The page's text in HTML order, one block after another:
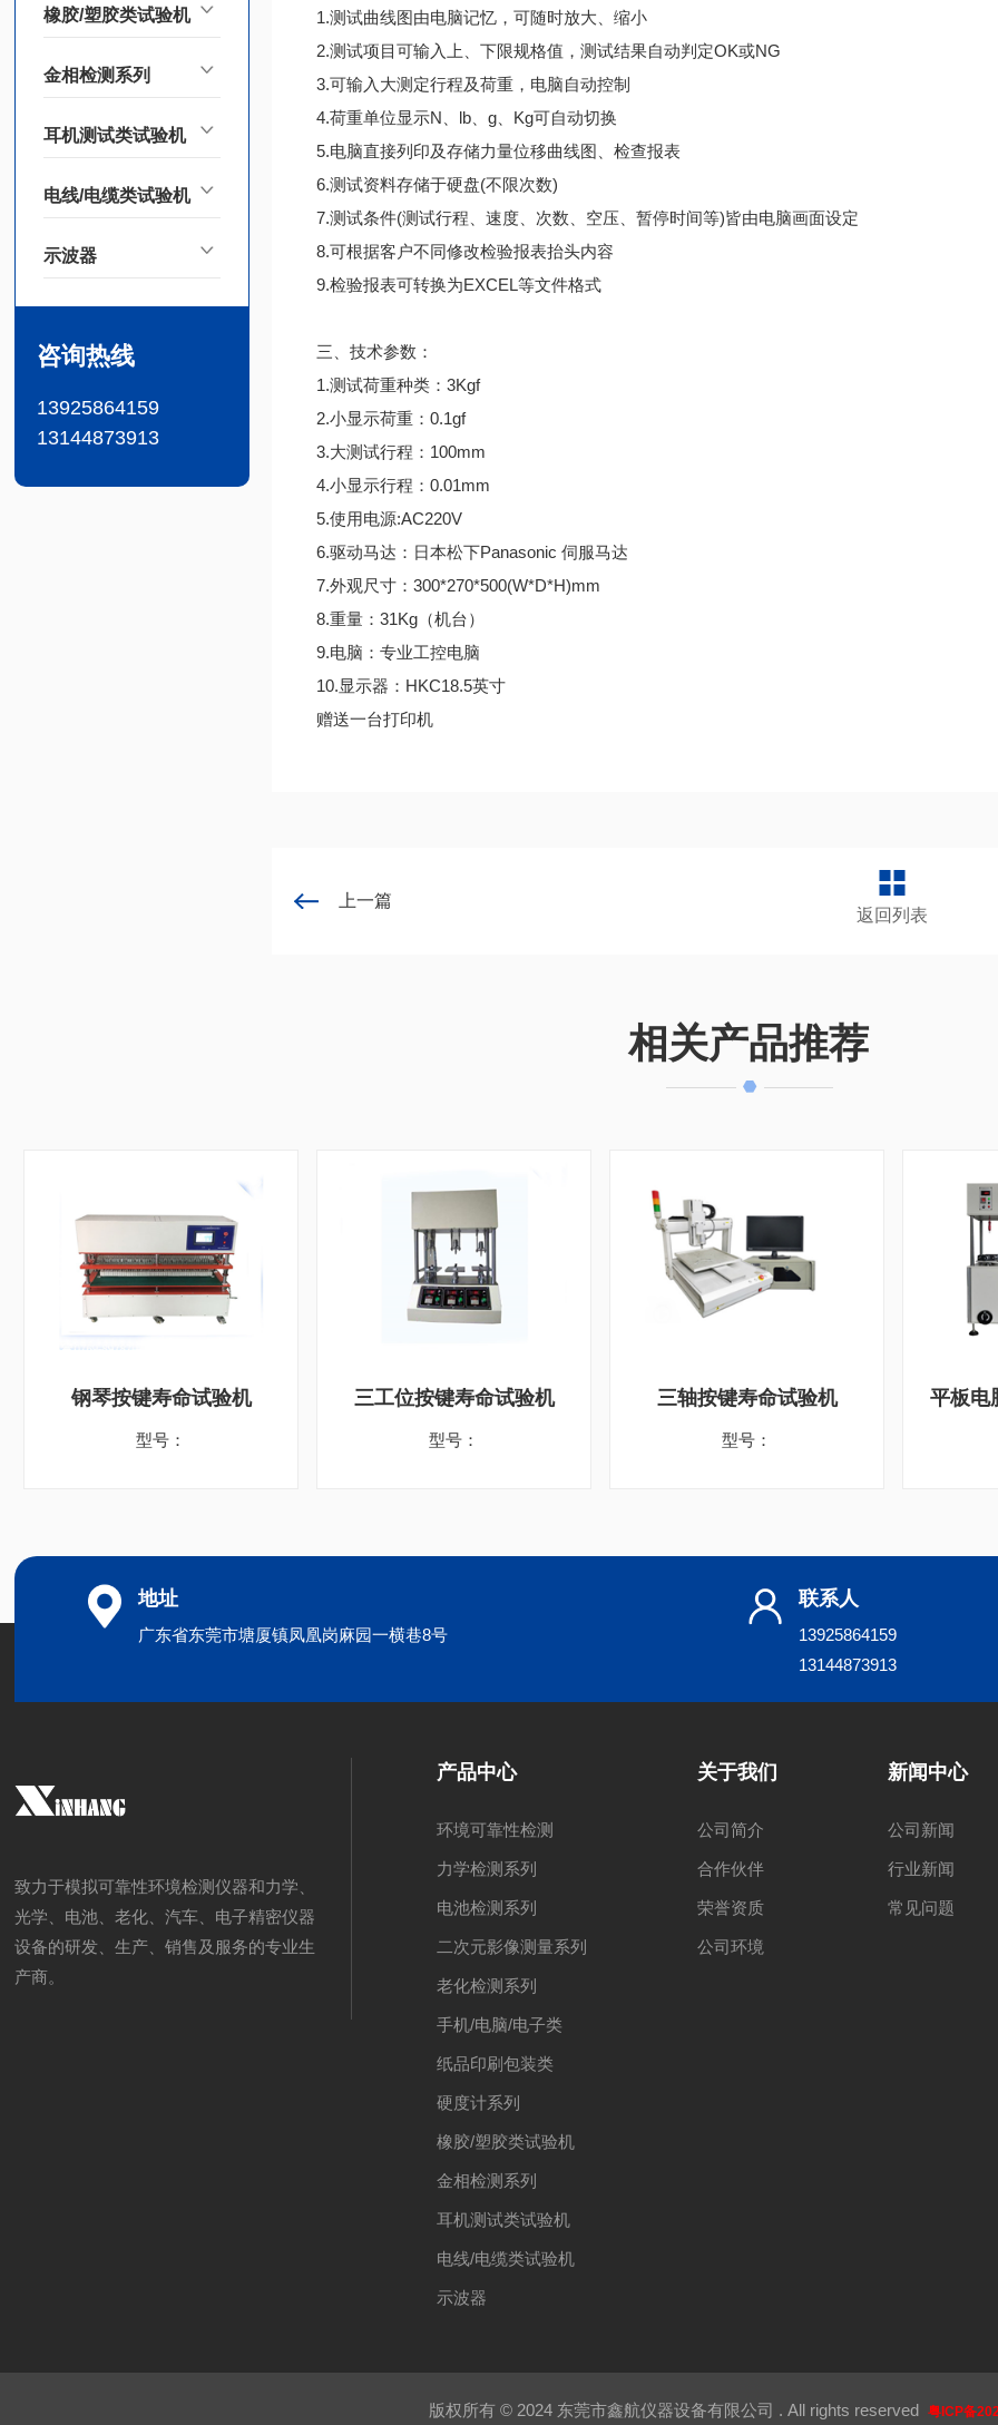
橡胶/塑胶类试验机
金相检测系列
耳机测试类试验机
电线/电缆类试验机
示波器
咨询热线
13925864159
13144873913
1.测试曲线图由电脑记忆，可随时放大、缩小
2.测试项目可输入上、下限规格值，测试结果自动判定OK或NG
3.可输入大测定行程及荷重，电脑自动控制
4.荷重单位显示N、lb、g、Kg可自动切换
5.电脑直接列印及存储力量位移曲线图、检查报表
6.测试资料存储于硬盘(不限次数)
7.测试条件(测试行程、速度、次数、空压、暂停时间等)皆由电脑画面设定
8.可根据客户不同修改检验报表抬头内容
9.检验报表可转换为EXCEL等文件格式
三、技术参数：
1.测试荷重种类：3Kgf
2.小显示荷重：0.1gf
3.大测试行程：100mm
4.小显示行程：0.01mm
5.使用电源:AC220V
6.驱动马达：日本松下Panasonic 伺服马达
7.外观尺寸：300*270*500(W*D*H)mm
8.重量：31Kg（机台）
9.电脑：专业工控电脑
10.显示器：HKC18.5英寸
赠送一台打印机
上一篇
返回列表
相关产品推荐
钢琴按键寿命试验机
型号：
三工位按键寿命试验机
型号：
三轴按键寿命试验机
型号：
平板电
地址
广东省东莞市塘厦镇凤凰岗麻园一横巷8号
联系人
13925864159
13144873913
致力于模拟可靠性环境检测仪器和力学、
光学、电池、老化、汽车、电子精密仪器
设备的研发、生产、销售及服务的专业生
产商。
产品中心
环境可靠性检测
力学检测系列
电池检测系列
二次元影像测量系列
老化检测系列
手机/电脑/电子类
纸品印刷包装类
硬度计系列
橡胶/塑胶类试验机
金相检测系列
耳机测试类试验机
电线/电缆类试验机
示波器
关于我们
公司简介
合作伙伴
荣誉资质
公司环境
新闻中心
公司新闻
行业新闻
常见问题
版权所有 © 2024 东莞市鑫航仪器设备有限公司 . All rights reserved 粤ICP备